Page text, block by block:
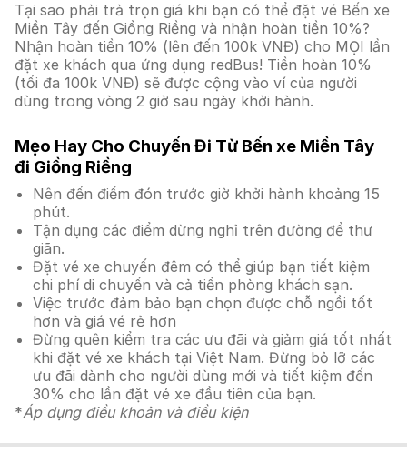
Tại sao phải trả trọn giá khi bạn có thể đặt vé Bến xe
Miền Tây đến Giồng Riềng và nhận hoàn tiền 10%?
Nhận hoàn tiền 10% (lên đến 100k VNĐ) cho MỌI lần
đặt xe khách qua ứng dụng redBus! Tiền hoàn 10%
(tối đa 100k VNĐ) sẽ được cộng vào ví của người
dùng trong vòng 2 giờ sau ngày khởi hành.
Mẹo Hay Cho Chuyến Đi Từ Bến xe Miền Tây
đi Giồng Riềng
Nên đến điểm đón trước giờ khởi hành khoảng 15
phút.
Tận dụng các điểm dừng nghỉ trên đường để thư
giãn.
Đặt vé xe chuyến đêm có thể giúp bạn tiết kiệm
chi phí di chuyển và cả tiền phòng khách sạn.
Việc trước đảm bảo bạn chọn được chỗ ngồi tốt
hơn và giá vé rẻ hơn
Đừng quên kiểm tra các ưu đãi và giảm giá tốt nhất
khi đặt vé xe khách tại Việt Nam. Đừng bỏ lỡ các
ưu đãi dành cho người dùng mới và tiết kiệm đến
30% cho lần đặt vé xe đầu tiên của bạn.
*Áp dụng điều khoản và điều kiện